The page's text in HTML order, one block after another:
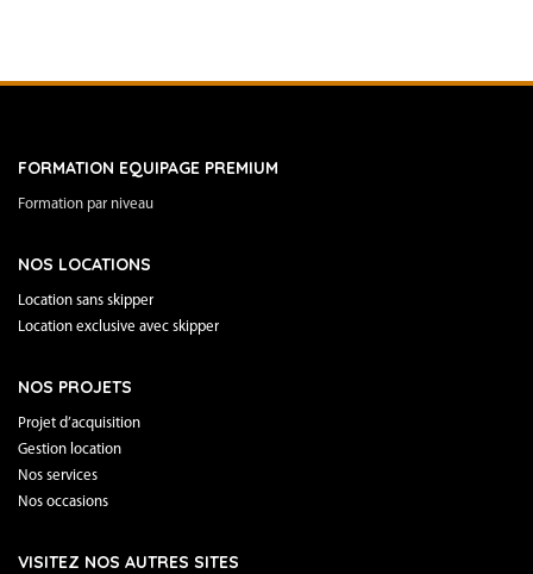
FORMATION EQUIPAGE PREMIUM
Formation par niveau
NOS LOCATIONS
Location sans skipper
Location exclusive avec skipper
NOS PROJETS
Projet d’acquisition
Gestion location
Nos services
Nos occasions
VISITEZ NOS AUTRES SITES